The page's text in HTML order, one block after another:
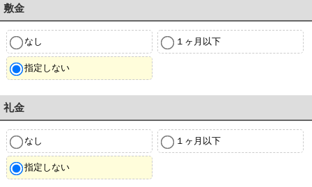
敷金
なし １ヶ月以下
指定しない
礼金
なし １ヶ月以下
指定しない